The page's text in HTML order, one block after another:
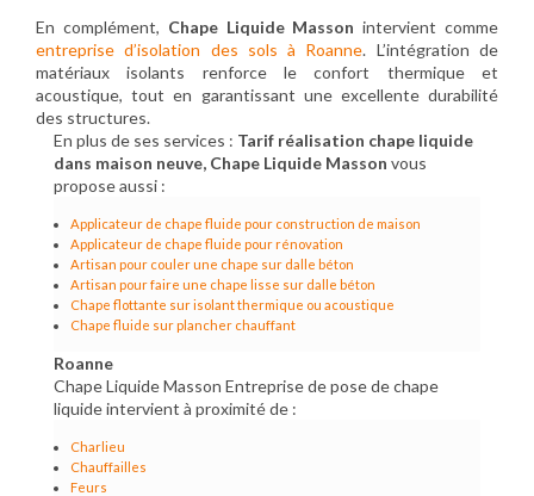
En complément, Chape Liquide Masson intervient comme
entreprise d’isolation des sols à Roanne. L’intégration de
matériaux isolants renforce le confort thermique et
acoustique, tout en garantissant une excellente durabilité
des structures.
En plus de ses services : Tarif réalisation chape liquide
dans maison neuve, Chape Liquide Masson vous
propose aussi :
Applicateur de chape fluide pour construction de maison
Applicateur de chape fluide pour rénovation
Artisan pour couler une chape sur dalle béton
Artisan pour faire une chape lisse sur dalle béton
Chape flottante sur isolant thermique ou acoustique
Chape fluide sur plancher chauffant
Roanne
Chape Liquide Masson Entreprise de pose de chape
liquide intervient à proximité de :
Charlieu
Chauffailles
Feurs